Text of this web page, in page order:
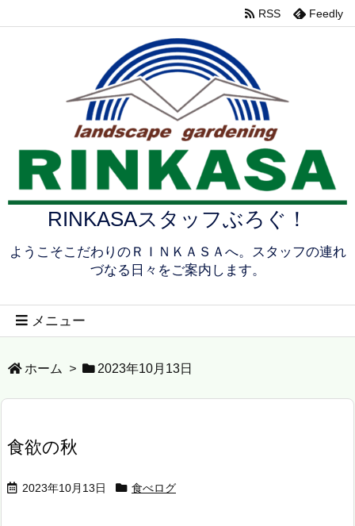
RINKASAスタッフぶろぐ！
ようこそこだわりのＲＩＮＫＡＳＡへ。スタッフの連れ
づなる日々をご案内します。
メニュー
RSS Feedly
ホーム > 2023年10月13日
食欲の秋
2023年10月13日 食べログ